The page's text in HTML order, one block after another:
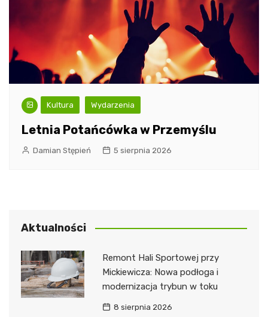
Kultura Wydarzenia
Letnia Potańcówka w Przemyślu
Damian Stępień 5 sierpnia 2026
Aktualności
Remont Hali Sportowej przy
Mickiewicza: Nowa podłoga i
modernizacja trybun w toku
8 sierpnia 2026